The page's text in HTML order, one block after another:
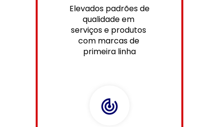
Elevados padrões de
qualidade em
serviços e produtos
com marcas de
primeira linha